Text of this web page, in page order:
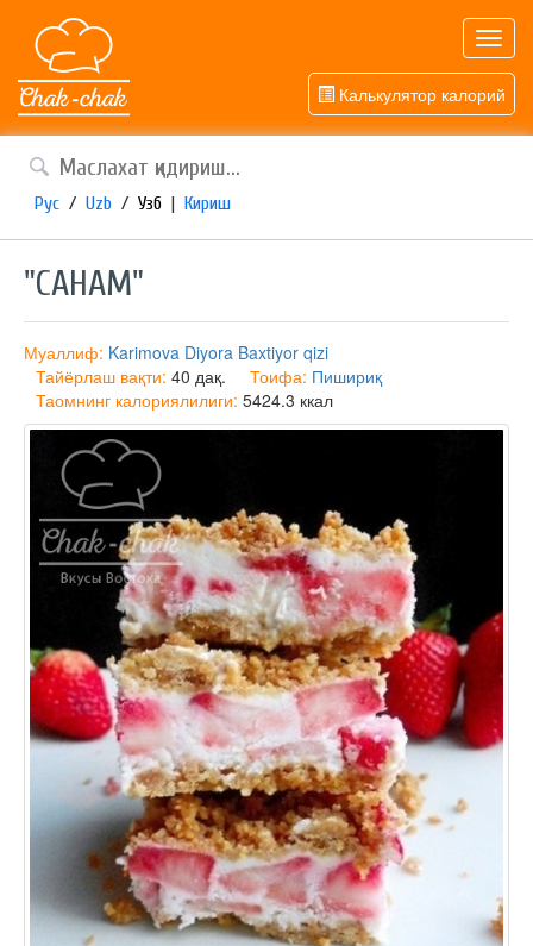
Калькулятор калорий
Рус / Uzb / Узб | Кириш
"САНАМ"
Муаллиф: Karimova Diyora Baxtiyor qizi
Тайёрлаш вақти: 40 дақ. Тоифа: Пишириқ
Таомнинг калориялилиги: 5424.3 ккал